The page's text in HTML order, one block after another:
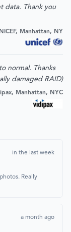
data. Thank you
Manhattan, NY
normal. Thanks
damaged RAID)
Manhattan, NYC
in the last week
Really
a month ago